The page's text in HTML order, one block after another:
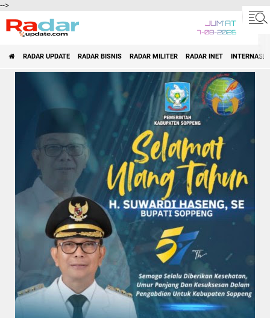
-->
JUM'AT
7-08-2026
RADAR UPDATE RADAR BISNIS RADAR MILITER RADAR INET